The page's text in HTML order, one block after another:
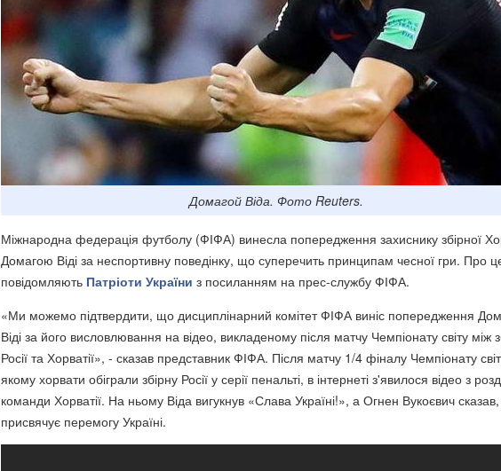
Домагой Віда. Фото Reuters.
Міжнародна федерація футболу (ФІФА) винесла попередження захиснику збірної
Домагою Віді за неспортивну поведінку, що суперечить принципам чесної гри. Про
повідомляють Патріоти України з посиланням на прес-службу ФІФА.
«Ми можемо підтвердити, що дисциплінарний комітет ФІФА виніс попередження
Віді за його висловлювання на відео, викладеному після матчу Чемпіонату світу між
Росії та Хорватії», - сказав представник ФІФА. Після матчу 1/4 фіналу Чемпіонату
якому хорвати обіграли збірну Росії у серії пенальті, в інтернеті з'явилося відео з
команди Хорватії. На ньому Віда вигукнув «Слава Україні!», а Огнен Вукоєвич
присвячує перемогу Україні.